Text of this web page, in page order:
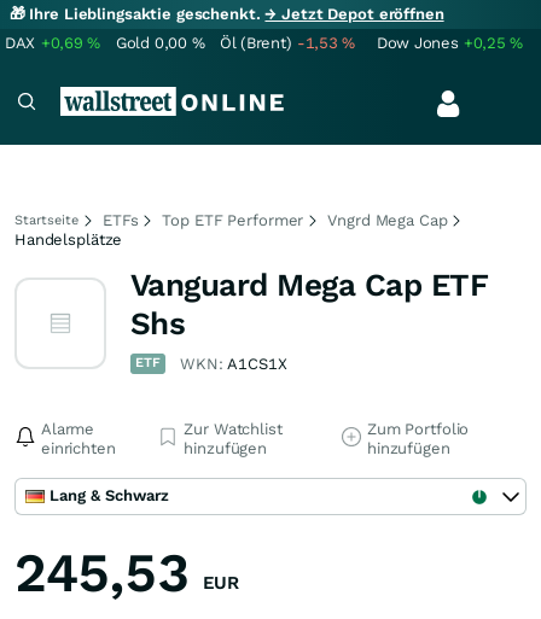
🎁 Ihre Lieblingsaktie geschenkt.→ Jetzt Depot eröffnen
DAX +0,69% Gold 0,00 % Öl (Brent) -1,53% Dow Jones +0,25%
Startseite ETFs Top ETF Performer
Vngrd Mega Cap
Handelsplätze
Vanguard Mega Cap ETF
Shs
ETF WKN:A1CS1X
Alarme
einrichten
Zur Watchlist
hinzufügen
Zum Portfolio
hinzufügen
Lang & Schwarz
245,53 EUR